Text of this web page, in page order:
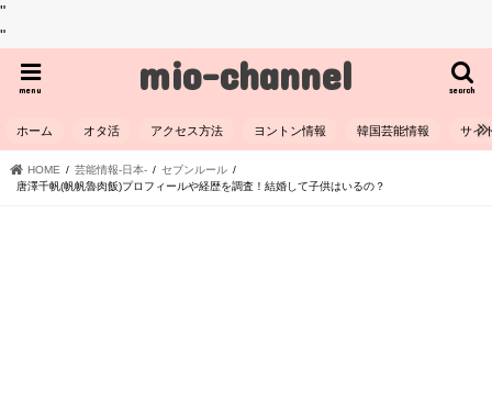
"
"
mio-channel search
menu
ホーム オタ活 アクセス方法 ヨントン情報 韓国芸能情報 サイ
HOME 芸能情報-日本-
セブンルール
唐澤千帆(帆帆魯肉飯)プロフィールや経歴を調査！結婚して子供はいるの？